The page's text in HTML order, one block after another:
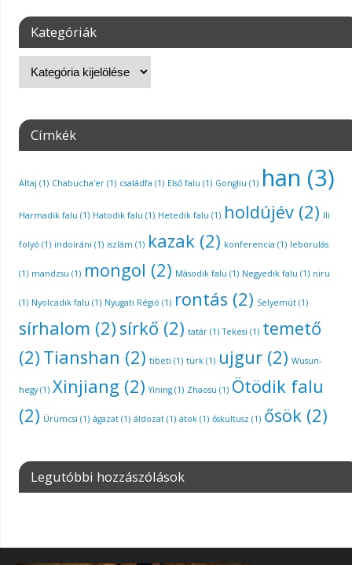
Kategóriák
Címkék
Altaj (1) Chabucha'er(1) családfa (1) Első falu (1) Gongliu (1) han (3)
Harmadik falu (1) Hatodik falu (1) Hetedik falu (1) holdújév(2) Ili
folyó (1) indoiráni (1) iszlám (1) kazak(2) konferencia (1) leborulás
(1) mandzsu (1) mongol (2) Második falu (1) Negyedik falu (1) niru
(1) Nyolcadik falu (1) Nyugati Régió (1) rontás (2) Selyemút(1)
sírhalom (2) sírkő (2) tatár(1) Tekesi (1) temető
(2) Tianshan (2) tibeti (1) türk(1) ujgur(2) Wusun-
hegy(1) Xinjiang (2) Yining(1) Zhaosu (1) Ötödik falu
(2) Ürümcsi (1) ágazat(1) áldozat(1) átok(1) őskultusz (1) ősök(2)
Legutóbbi hozzászólások